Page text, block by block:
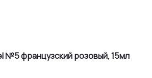
№5 французский розовый, 15мл